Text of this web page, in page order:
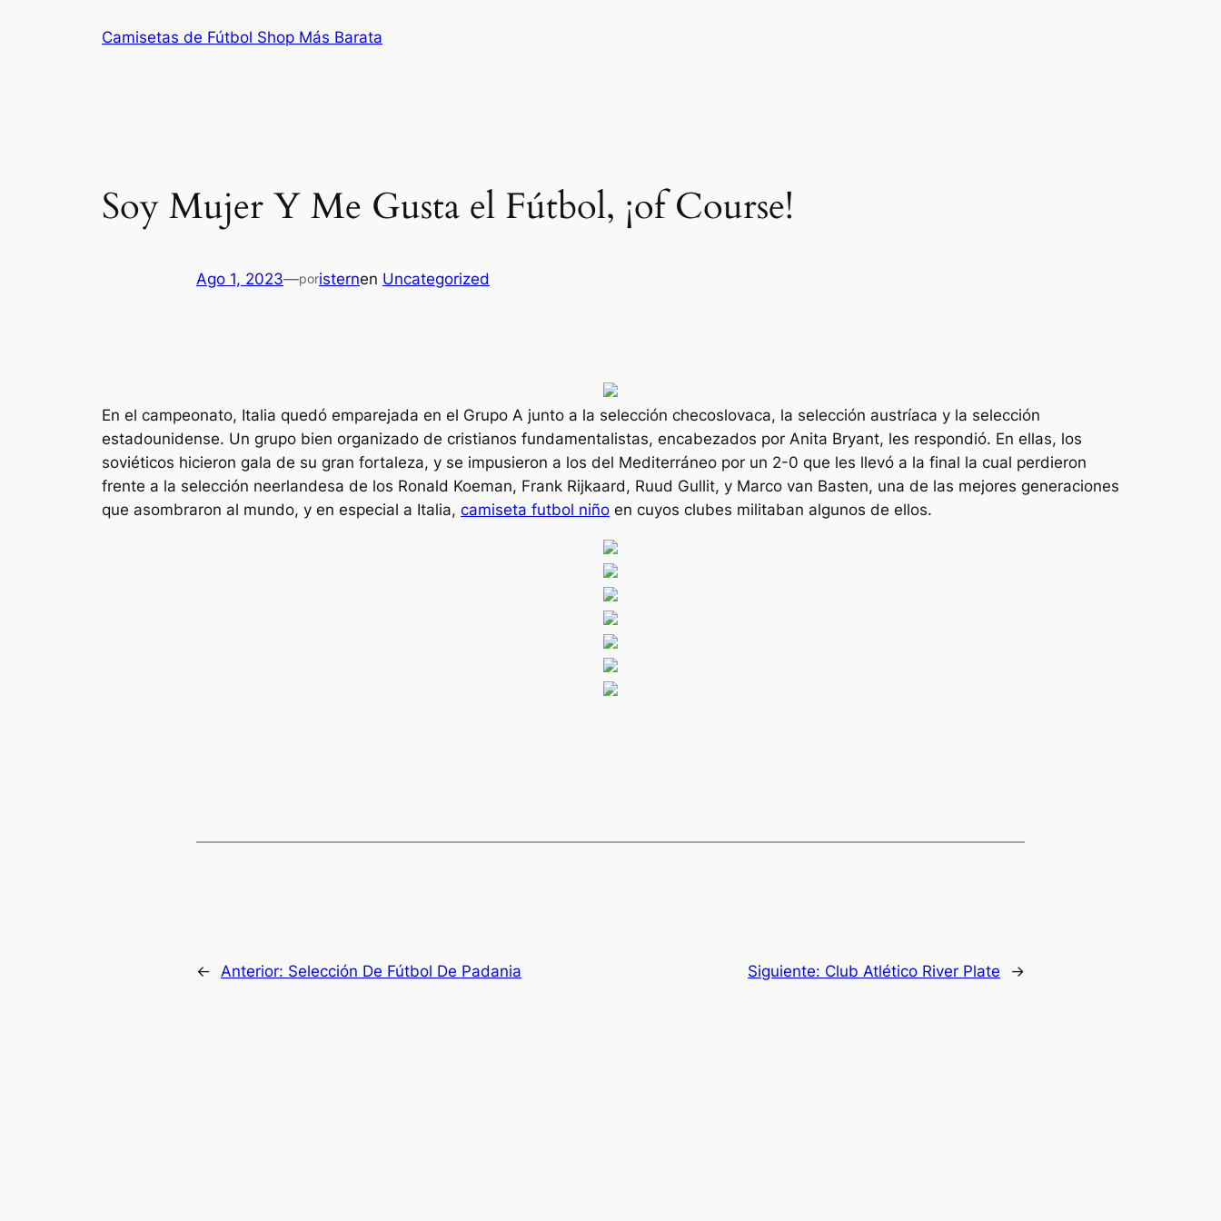
Camisetas de Fútbol Shop Más Barata
Soy Mujer Y Me Gusta el Fútbol, ¡of Course!
Ago 1, 2023—poristernen Uncategorized
En el campeonato, Italia quedó emparejada en el Grupo A junto a la selección checoslovaca, la selección austríaca y la selección
estadounidense. Un grupo bien organizado de cristianos fundamentalistas, encabezados por Anita Bryant, les respondió. En ellas, los
soviéticos hicieron gala de su gran fortaleza, y se impusieron a los del Mediterráneo por un 2-0 que les llevó a la final la cual perdieron
frente a la selección neerlandesa de los Ronald Koeman, Frank Rijkaard, Ruud Gullit, y Marco van Basten, una de las mejores generaciones
que asombraron al mundo, y en especial a Italia, camiseta futbol niño en cuyos clubes militaban algunos de ellos.
← Anterior: Selección De Fútbol De Padania Siguiente: Club Atlético River Plate →